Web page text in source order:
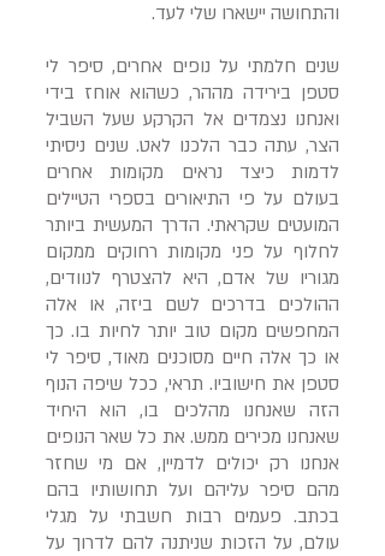
והתחושה יישארו שלי לעד.
שנים חלמתי על נופים אחרים, סיפר לי
סטפן בירידה מההר, כשהוא אוחז בידי
ואנחנו נצמדים אל הקרקע שעל השביל
הצר, עתה כבר הלכנו לאט. שנים ניסיתי
לדמות כיצד נראים מקומות אחרים
בעולם על פי התיאורים בספרי הטיילים
המועטים שקראתי. הדרך המעשית ביותר
לחלוף על פני מקומות רחוקים ממקום
מגוריו של אדם, היא להצטרף לנוודים,
ההולכים בדרכים לשם ביזה, או אלה
המחפשים מקום טוב יותר לחיות בו. כך
או כך אלה חיים מסוכנים מאוד, סיפר לי
סטפן את חישוביו. תראי, ככל שיפה הנוף
הזה שאנחנו מהלכים בו, הוא היחיד
שאנחנו מכירים ממש. את כל שאר הנופים
אנחנו רק יכולים לדמיין, אם מי שחזר
מהם סיפר עליהם ועל תחושותיו בהם
בכתב. פעמים רבות חשבתי על מגלי
עולם, על הזכות שניתנה להם לדרוך על